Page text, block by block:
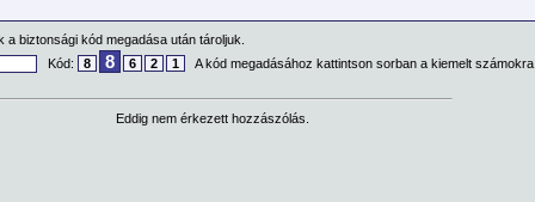
a biztonsági kód megadása után tároljuk.
Kód: 8 8 6 2 1 A kód megadásához kattintson sorban a kiemelt számokra.
Eddig nem érkezett hozzászólás.